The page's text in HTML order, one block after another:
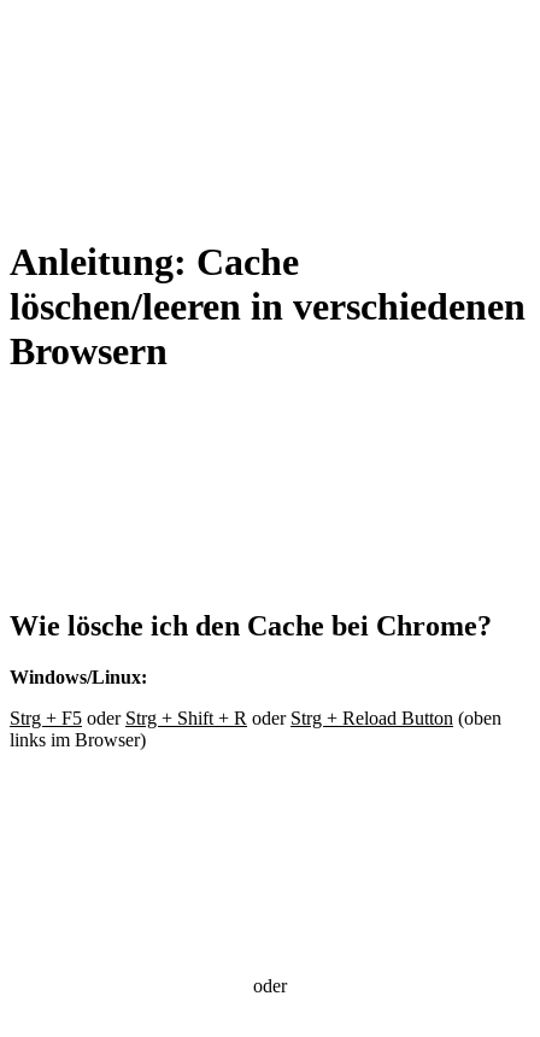
Anleitung: Cache
löschen/leeren in verschiedenen
Browsern
Wie lösche ich den Cache bei Chrome?
Windows/Linux:
Strg + F5 oder Strg + Shift + R oder Strg + Reload Button (oben
links im Browser)
oder